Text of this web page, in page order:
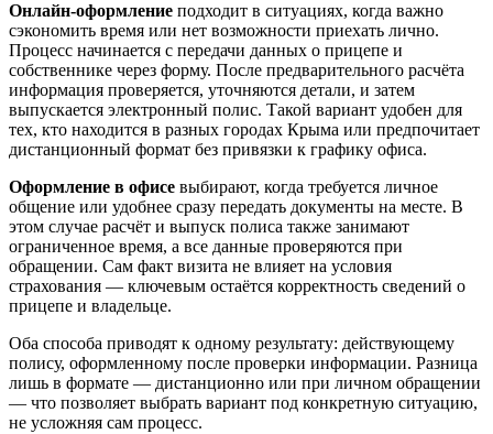
Онлайн‑оформление подходит в ситуациях, когда важно
сэкономить время или нет возможности приехать лично.
Процесс начинается с передачи данных о прицепе и
собственнике через форму. После предварительного расчёта
информация проверяется, уточняются детали, и затем
выпускается электронный полис. Такой вариант удобен для
тех, кто находится в разных городах Крыма или предпочитает
дистанционный формат без привязки к графику офиса.
Оформление в офисе выбирают, когда требуется личное
общение или удобнее сразу передать документы на месте. В
этом случае расчёт и выпуск полиса также занимают
ограниченное время, а все данные проверяются при
обращении. Сам факт визита не влияет на условия
страхования — ключевым остаётся корректность сведений о
прицепе и владельце.
Оба способа приводят к одному результату: действующему
полису, оформленному после проверки информации. Разница
лишь в формате — дистанционно или при личном обращении
— что позволяет выбрать вариант под конкретную ситуацию,
не усложняя сам процесс.